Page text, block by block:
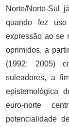
Norte/Norte-Sul
quando fez
expressão ao se
oprimidos, a
(1992; 2005)
suleadores, a
epistemológica
euro-norte
potencialidade